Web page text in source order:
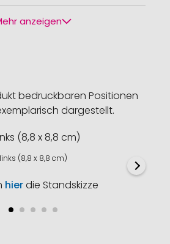
anzeigen
bedruckbaren Positionen
dargestellt.
links (8,8 x 8,8 cm)
hierdie Standskizze